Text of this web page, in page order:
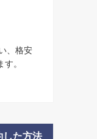
、格安
。
した方法